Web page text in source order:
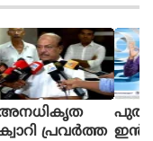
പ്ര
കളക്ടർ
വിമർ
തി
രെ
നുപമ
രന്‍,
പ്രവര്‍ത്ത